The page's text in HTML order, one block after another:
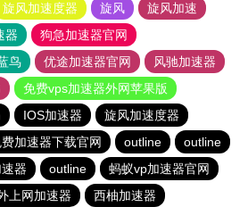
旋风加速度器 旋风
旋风加速
器
狗急加速器官网
鸟 优途加速器官网
风驰加速器
免费vps加速器外网苹果版
IOS加速器
旋风加速度器
加速器下载官网 outline
outline
器 outline
蚂蚁vp加速器官网
上网加速器
西柚加速器